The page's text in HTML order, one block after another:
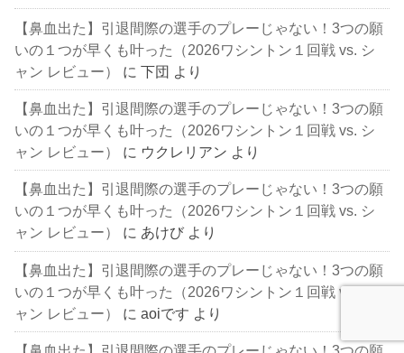
【鼻血出た】引退間際の選手のプレーじゃない！3つの願
いの１つが早くも叶った（2026ワシントン１回戦 vs. シ
ャン レビュー）
に下団 より
【鼻血出た】引退間際の選手のプレーじゃない！3つの願
いの１つが早くも叶った（2026ワシントン１回戦 vs. シ
ャン レビュー）
に ウクレリアン より
【鼻血出た】引退間際の選手のプレーじゃない！3つの願
いの１つが早くも叶った（2026ワシントン１回戦 vs. シ
ャン レビュー）
に あけび より
【鼻血出た】引退間際の選手のプレーじゃない！3つの願
いの１つが早くも叶った（2026ワシントン１回戦 vs. シ
ャン レビュー）
にaoiです より